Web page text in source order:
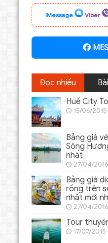
iMessage Viber
Đọc nhiều
Huế City
15/06/2015
Bảng giá
Sông
nhất
27/04/2016
Bảng giá
rồng trên
nhật mới
27/04/2016
Tour
17/07/2015